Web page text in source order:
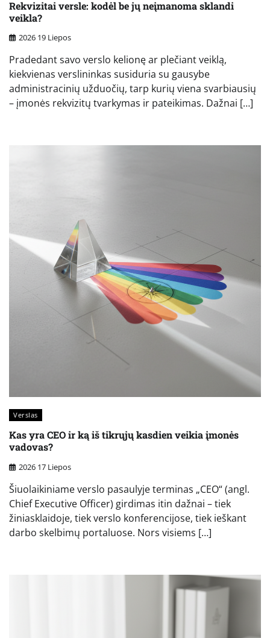
Rekvizitai versle: kodėl be jų neįmanoma sklandi
veikla?
2026 19 Liepos
Pradedant savo verslo kelionę ar plečiant veiklą,
kiekvienas verslininkas susiduria su gausybe
administracinių užduočių, tarp kurių viena svarbiausių
– įmonės rekvizitų tvarkymas ir pateikimas. Dažnai […]
Verslas
Kas yra CEO ir ką iš tikrųjų kasdien veikia įmonės
vadovas?
2026 17 Liepos
Šiuolaikiniame verslo pasaulyje terminas „CEO“ (angl.
Chief Executive Officer) girdimas itin dažnai – tiek
žiniasklaidoje, tiek verslo konferencijose, tiek ieškant
darbo skelbimų portaluose. Nors visiems […]